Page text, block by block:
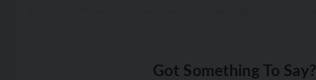
Got Something To Say?